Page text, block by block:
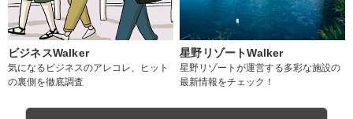
ビジネスWalker
気になるビジネスのアレコレ、ヒット
の裏側を徹底調査
星野リゾートWalker
星野リゾートが運営する多彩な施設の
最新情報をチェック！